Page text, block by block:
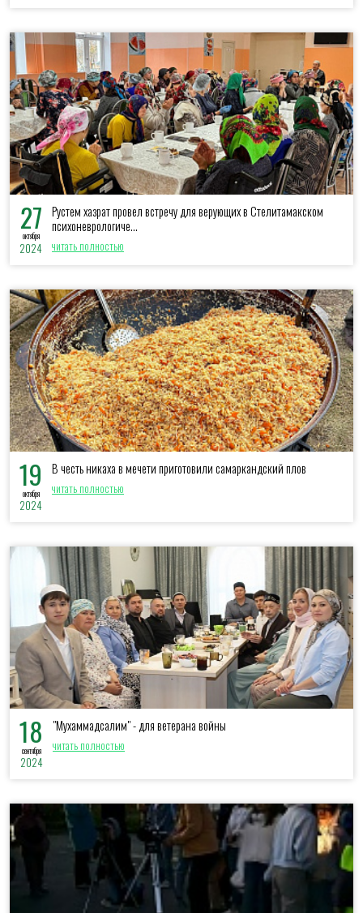
27
октября
2024
Рустем хазрат провел встречу для верующих в Стелитамакском
психоневрологиче...
читать полностью
19
октября
2024
В честь никаха в мечети приготовили самаркандский плов
читать полностью
18
сентября
2024
"Мухаммадсалим" - для ветерана войны
читать полностью